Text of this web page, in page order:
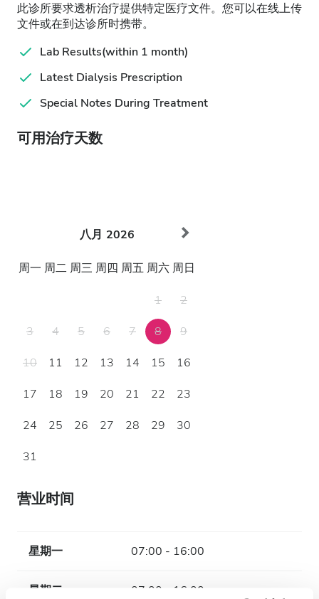
此诊所要求透析治疗提供特定医疗文件。您可以在线上传
文件或在到达诊所时携带。
Lab Results(within 1 month)
Latest Dialysis Prescription
Special Notes During Treatment
可用治疗天数
八月 2026
周一 周二周三 周四 周五周六周日
1
2
3
4 5 6 7 8
9
10
11 12 13 14 15
16
17
18 19 20 21 22
23
24
25 26 27 28 29
30
31
营业时间
星期一 07:00 - 16:00
星期二 07:00 - 16:00